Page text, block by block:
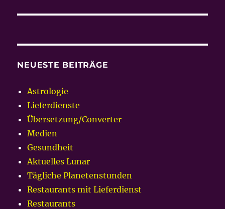
NEUESTE BEITRÄGE
Astrologie
Lieferdienste
Übersetzung/Converter
Medien
Gesundheit
Aktuelles Lunar
Tägliche Planetenstunden
Restaurants mit Lieferdienst
Restaurants